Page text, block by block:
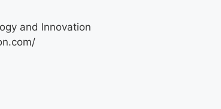
and Innovation